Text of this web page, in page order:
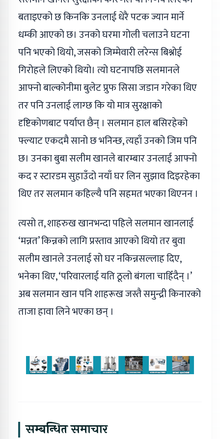
बताइएको छ किनकि उनलाई धेरै पटक ज्यान मार्ने
धम्की आएको छ। उनको घरमा गोली चलाउने घटना
पनि भएको थियो, जसको जिम्मेवारी लरेन्स बिश्नोई
गिरोहले लिएको थियो। त्यो घटनापछि सलमानले
आफ्नो बाल्कोनीमा बुलेट प्रुफ सिसा जडान गरेका थिए
तर पनि उनलाई लाग्छ कि यो मात्र सुरक्षाको
दृष्टिकोणबाट पर्याप्त छैन् । सलमान हाल बसिरहेको
फ्ल्याट एकदमै सानो छ भनिन्छ, त्यहाँ उनको जिम पनि
छ। उनका बुबा सलीम खानले बारम्बार उनलाई आफ्नो
कद र स्टारडम सुहाउँदो नयाँ घर लिन सुझाव दिइरहेका
थिए तर सलमान कहिल्यै पनि सहमत भएका थिएनन ।
त्यसो त, शाहरुख खानभन्दा पहिले सलमान खानलाई
‘मन्नत’ किन्नको लागि प्रस्ताव आएको थियो तर बुवा
सलीम खानले उनलाई सो घर नकिन्नसल्लाह दिए,
भनेका थिए, ‘परिवारलाई यति ठूलो बंगला चाहिँदैन् ।’
अब सलमान खान पनि शाहरूख जस्तै समुन्द्री किनारको
ताजा हावा लिने भएका छन् ।
सम्बन्धित समाचार